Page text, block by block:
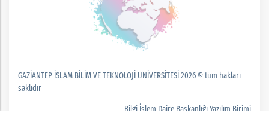
GAZİANTEP İSLAM BİLİM VE TEKNOLOJİ ÜNİVERSİTESİ 2026 © tüm hakları
saklıdır
Bilgi İşlem Daire Başkanlığı Yazılım Birimi